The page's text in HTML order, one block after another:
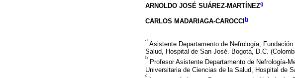
ARNOLDO JOSÉ SUÁREZ-MARTÍNEZg
CARLOS MADARIAGA-CAROCCI h
a
Asistente Departamento de Nefrología;
Salud, Hospital de San José. Bogotá, D.C.
b
Profesor Asistente Departamento de Nefrología-
Universitaria de Ciencias de la Salud, Hospital de
c